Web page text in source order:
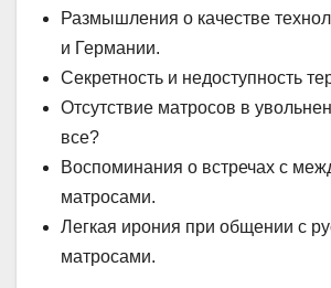
Размышления о качестве
и Германии.
Секретность и недоступность
Отсутствие матросов в
все?
Воспоминания о встречах с
матросами.
Легкая ирония при общении с
матросами.